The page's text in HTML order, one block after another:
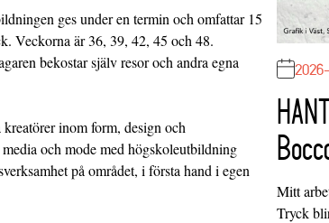
ges under en termin och omfattar 15
Veckorna är 36, 39, 42, 45 och 48.
bekostar själv resor och andra egna
inom form, design och
och mode med högskoleutbildning
på området, i första hand i egen
Mitt
Tryck